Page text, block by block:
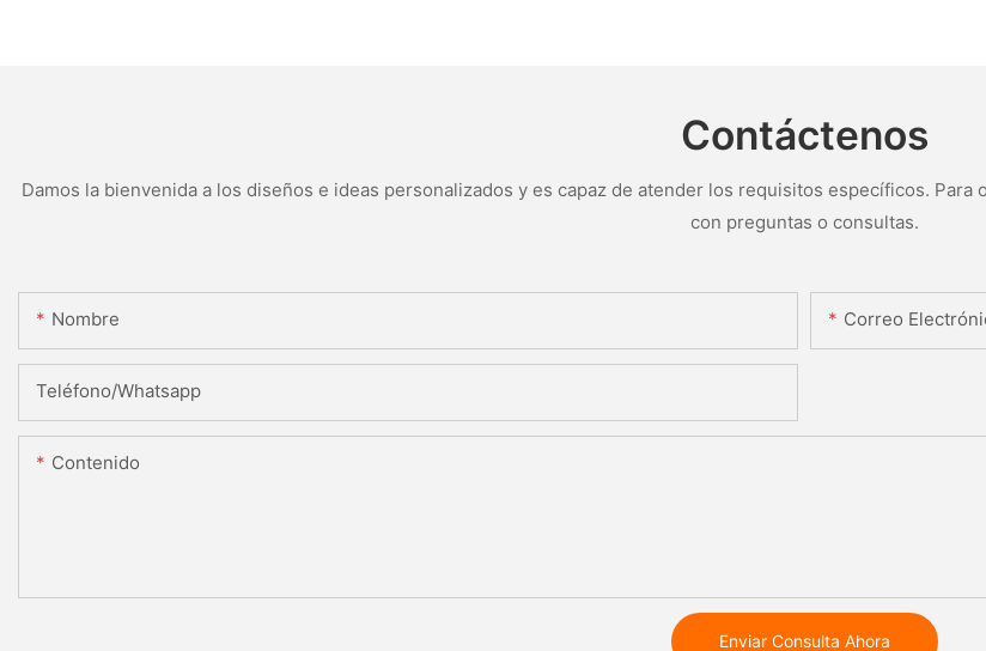
Contáctenos
Damos la bienvenida a los diseños e ideas personalizados y es capaz de atender los requisitos específicos.
con preguntas o consultas.
Nombre Correo
Teléfono/whatsapp
Contenido
Enviar Consulta Ahora